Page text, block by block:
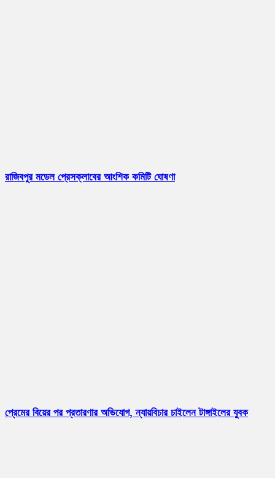
রাজিবপুর মডেল প্রেসক্লাবের আংশিক কমিটি ঘোষণা
প্রেমের বিয়ের পর প্রতারণার অভিযোগ, ন্যায়বিচার চাইলেন টাঙ্গাইলের যুবক